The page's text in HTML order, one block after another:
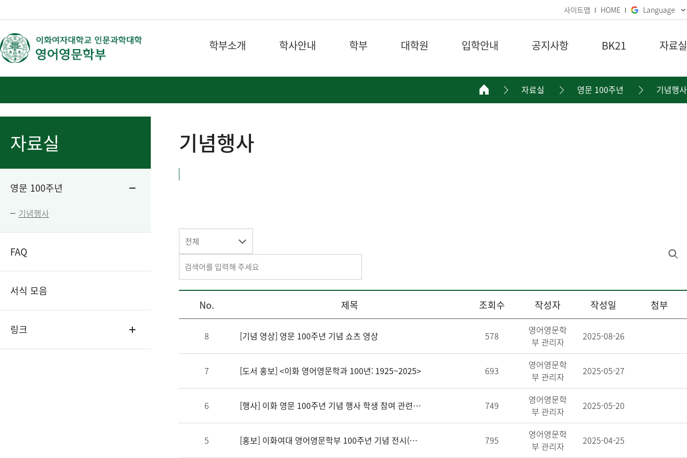
사이트맵 HOME Language
학부소개 학사안내 학부 대학원 입학안내 공지사항 BK21 자료실
자료실 영문 100주년 기념행사
자료실
영문 100주년
기념행사
FAQ
서식 모음
링크
기념행사
전체
No. 제목 조회수 작성자 작성일 첨부
8 [기념 영상] 영문 100주년 기념 쇼츠 영상 578
영어영문학
부 관리자
2025-08-26
7 [도서 홍보] <이화 영어영문학과 100년: 1925~2025> 693
영어영문학
부 관리자
2025-05-27
6 [행사] 이화 영문 100주년 기념 행사 학생 참여 관련 공지 749
영어영문학
부 관리자
2025-05-20
5 [홍보] 이화여대 영어영문학부 100주년 기념 전시(대산갤러리) 및 기념영상 상영 홍보 795
영어영문학
부 관리자
2025-04-25